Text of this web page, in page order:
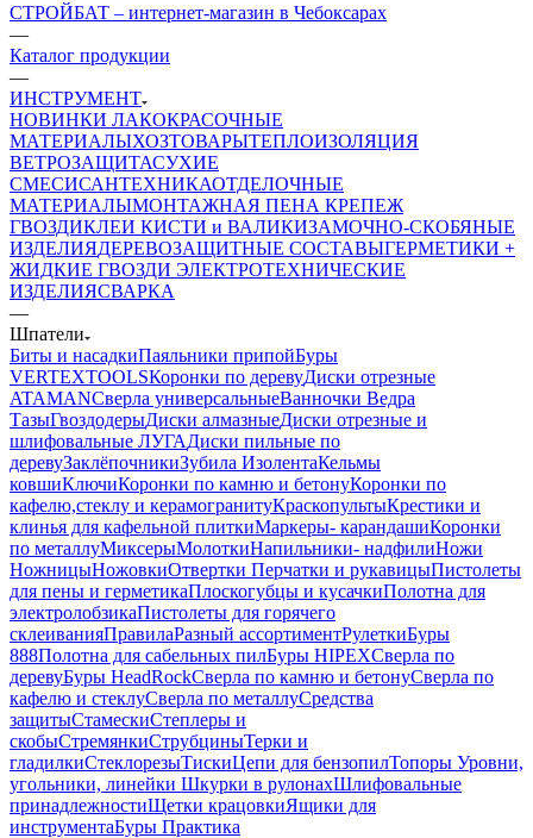
СТРОЙБАТ – интернет-магазин в Чебоксарах
—
Каталог продукции
—
ИНСТРУМЕНТ
НОВИНКИ ЛАКОКРАСОЧНЫЕ
МАТЕРИАЛЫХОЗТОВАРЫТЕПЛОИЗОЛЯЦИЯ
ВЕТРОЗАЩИТАСУХИЕ
СМЕСИСАНТЕХНИКАОТДЕЛОЧНЫЕ
МАТЕРИАЛЫМОНТАЖНАЯ ПЕНА КРЕПЕЖ
ГВОЗДИКЛЕИ КИСТИ и ВАЛИКИЗАМОЧНО-СКОБЯНЫЕ
ИЗДЕЛИЯДЕРЕВОЗАЩИТНЫЕ СОСТАВЫГЕРМЕТИКИ +
ЖИДКИЕ ГВОЗДИ ЭЛЕКТРОТЕХНИЧЕСКИЕ
ИЗДЕЛИЯСВАРКА
—
Шпатели
Биты и насадкиПаяльники припойБуры
VERTEXTOOLSКоронки по деревуДиски отрезные
ATAMANСверла универсальныеВанночки Ведра
ТазыГвоздодерыДиски алмазныеДиски отрезные и
шлифовальные ЛУГАДиски пильные по
деревуЗаклёпочникиЗубила ИзолентаКельмы
ковшиКлючиКоронки по камню и бетонуКоронки по
кафелю,стеклу и керамогранитуКраскопультыКрестики и
клинья для кафельной плиткиМаркеры- карандашиКоронки
по металлуМиксерыМолоткиНапильники- надфилиНожи
НожницыНожовкиОтвертки Перчатки и рукавицыПистолеты
для пены и герметикаПлоскогубцы и кусачкиПолотна для
электролобзикаПистолеты для горячего
склеиванияПравилаРазный ассортиментРулеткиБуры
888Полотна для сабельных пилБуры HIPEXСверла по
деревуБуры HeadRockСверла по камню и бетонуСверла по
кафелю и стеклуСверла по металлуСредства
защитыСтамескиСтеплеры и
скобыСтремянкиСтрубциныТерки и
гладилкиСтеклорезыТискиЦепи для бензопилТопоры Уровни,
угольники, линейки Шкурки в рулонахШлифовальные
принадлежностиЩетки крацовкиЯщики для
инструментаБуры Практика